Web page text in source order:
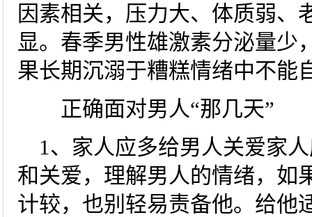
因素相关，压力大、体质弱、
显。春季男性雄激素分泌量少
果长期沉溺于糟糕情绪中不能
正确面对男人“那几天”
1、家人应多给男人关爱家
和关爱，理解男人的情绪，如
计较，也别轻易责备他。给他